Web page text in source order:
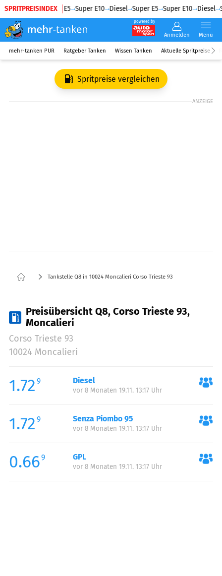
SPRITPREISINDEX
Diesel Super E5 Super E10 Diesel Super E5 Super E10 Diesel
powered by
Anmelden Menü
mehr-tanken PUR Ratgeber Tanken Wissen Tanken Aktuelle Spritpreise
Spritpreise vergleichen
ANZEIGE
Tankstelle Q8 in 10024 Moncalieri Corso Trieste 93
Preisübersicht Q8, Corso Trieste 93,
Moncalieri
Corso Trieste 93
10024 Moncalieri
1.72 9 Diesel
vor 8 Monaten 19.11. 13:17 Uhr
1.72 9 Senza Piombo 95
vor 8 Monaten 19.11. 13:17 Uhr
0.669 GPL
vor 8 Monaten 19.11. 13:17 Uhr